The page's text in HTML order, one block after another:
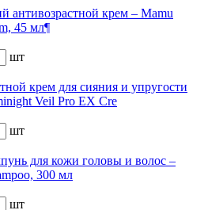
крем – Mamu
45 мл¶
шт
крем для сияния и упругости
Veil Pro EX Cre
шт
для кожи головы и волос –
300 мл
шт